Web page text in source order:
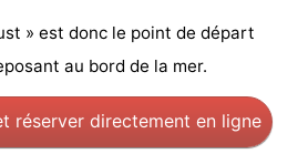
» est donc le point de départ
au bord de la mer.
réserver directement en ligne